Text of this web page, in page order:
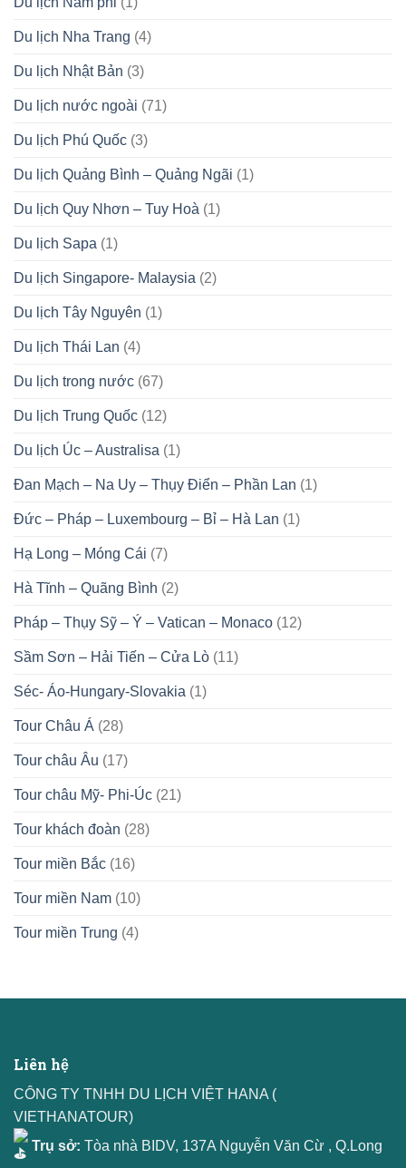
Du lịch Nha Trang (4)
Du lịch Nhật Bản (3)
Du lịch nước ngoài (71)
Du lịch Phú Quốc (3)
Du lịch Quảng Bình – Quảng Ngãi (1)
Du lịch Quy Nhơn – Tuy Hoà (1)
Du lịch Sapa (1)
Du lịch Singapore- Malaysia (2)
Du lịch Tây Nguyên (1)
Du lịch Thái Lan (4)
Du lịch trong nước (67)
Du lịch Trung Quốc (12)
Du lịch Úc – Australisa (1)
Đan Mạch – Na Uy – Thụy Điển – Phần Lan (1)
Đức – Pháp – Luxembourg – Bỉ – Hà Lan (1)
Hạ Long – Móng Cái (7)
Hà Tĩnh – Quãng Bình (2)
Pháp – Thụy Sỹ – Ý – Vatican – Monaco (12)
Sầm Sơn – Hải Tiến – Cửa Lò (11)
Séc- Áo-Hungary-Slovakia (1)
Tour Châu Á (28)
Tour châu Âu (17)
Tour châu Mỹ- Phi-Úc (21)
Tour khách đoàn (28)
Tour miền Bắc (16)
Tour miền Nam (10)
Tour miền Trung (4)
Liên hệ
CÔNG TY TNHH DU LỊCH VIỆT HANA (
VIETHANATOUR)
Trụ sở: Tòa nhà BIDV, 137A Nguyễn Văn Cừ , Q.Long